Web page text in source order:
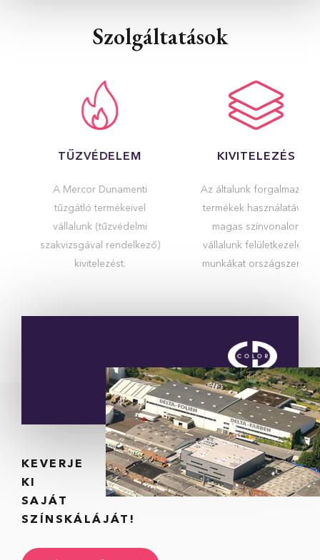
Szolgáltatások
TŰZVÉDELEM
A Mercor Dunamenti
tűzgátló termékeivel
vállalunk (tűzvédelmi
szakvizsgával rendelkező)
kivitelezést.
KIVITELEZÉS
Az általunk forgalmazott
termékek használatával
magas színvonalon
vállalunk felületkezelési
munkákat országszerte.
KEVERJE
KI
SAJÁT
SZÍNSKÁLÁJÁT!